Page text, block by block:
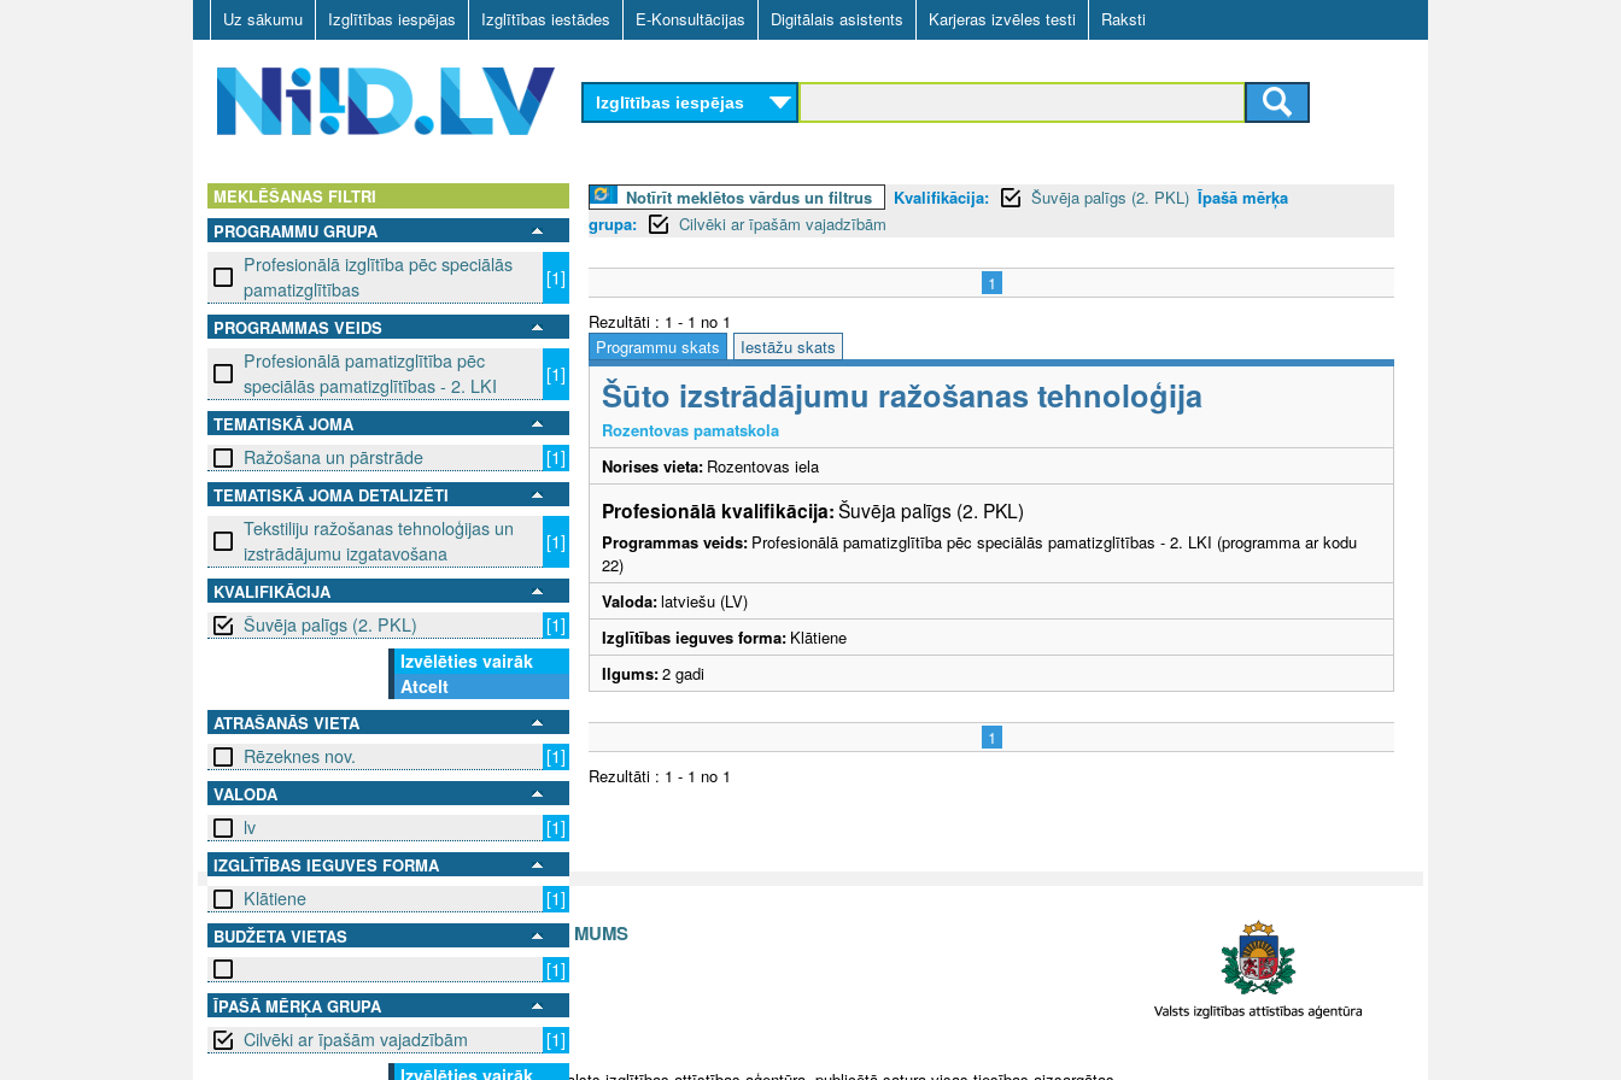
Skip
to
main
content
Uz sākumu Izglītības iespējas Izglītības iestādes E-Konsultācijas Digitālais asistents Karjeras izvēles testi Raksti
D
L
V
Izglītības iespējas
MEKLĒŠANAS FILTRI
PROGRAMMU GRUPA
Profesionālā izglītība pēc speciālās
pamatizglītības
[1]
PROGRAMMAS VEIDS
Profesionālā pamatizglītība pēc
speciālās pamatizglītības - 2. LKI
[1]
TEMATISKĀ JOMA
Ražošana un pārstrāde [1]
TEMATISKĀ JOMA DETALIZĒTI
Tekstiliju ražošanas tehnoloģijas un
izstrādājumu izgatavošana
[1]
KVALIFIKĀCIJA
Šuvēja palīgs (2. PKL)
[1]
Izvēlēties vairāk
Atcelt
ATRAŠANĀS VIETA
Rēzeknes nov. [1]
VALODA
lv [1]
IZGLĪTĪBAS IEGUVES FORMA
Klātiene [1]
BUDŽETA VIETAS
[1]
ĪPAŠĀ MĒRĶA GRUPA
Cilvēki ar īpašām vajadzībām
[1]
Notīrīt meklētos vārdus un filtrus Kvalifikācija: Šuvēja palīgs (2. PKL) Īpašā mērķa
grupa:
Cilvēki ar īpašām vajadzībām
1
Rezultāti : 1 - 1 no 1
Programmu skats
Iestāžu skats
Šūto izstrādājumu ražošanas tehnoloģija
Rozentovas pamatskola
Norises vieta: Rozentovas iela
Profesionālā kvalifikācija:Šuvēja palīgs (2. PKL)
Programmas veids: Profesionālā pamatizglītība pēc speciālās pamatizglītības - 2. LKI (programma ar kodu
22)
Valoda:latviešu (LV)
Izglītības ieguves forma: Klātiene
Ilgums:2 gadi
1
Rezultāti : 1 - 1 no 1
SEKO MUMS SAZINIES AR MUMS
info@niid.lv